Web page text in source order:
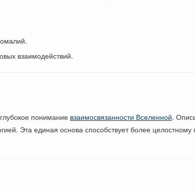
взаимодействий.
понимание взаимосвязанности Вселенной.
Эта единая основа способствует более